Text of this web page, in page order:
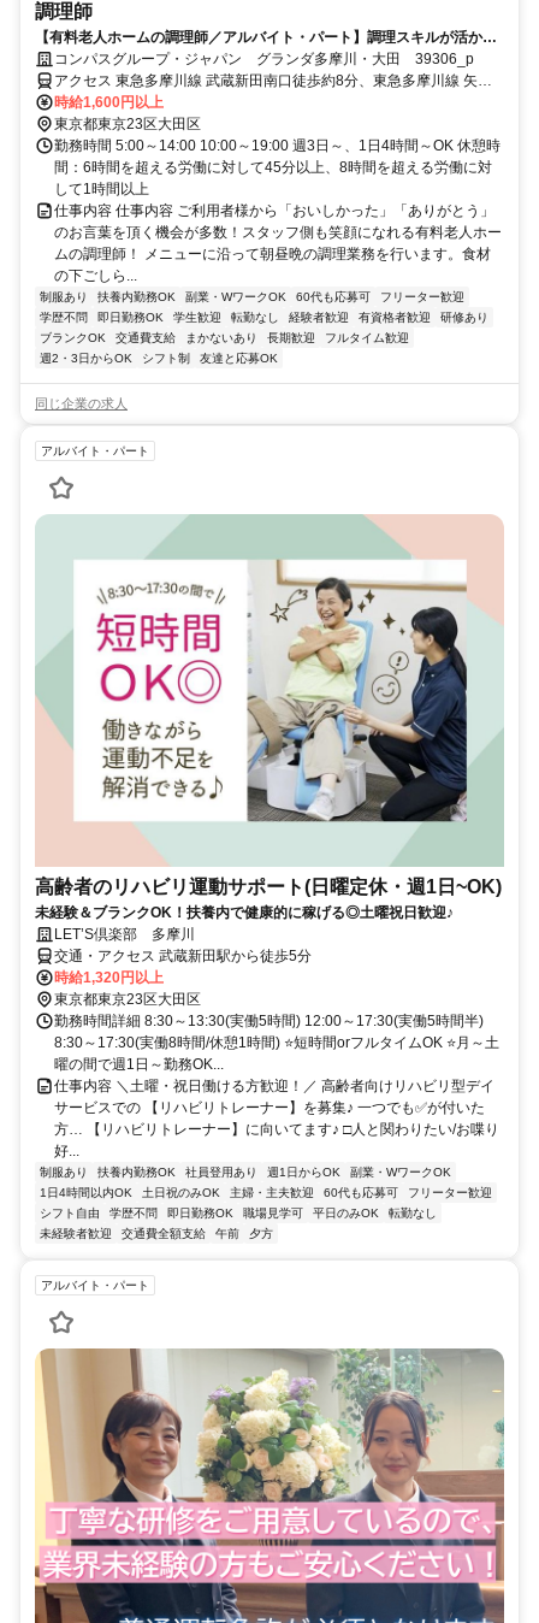
調理師
【有料老人ホームの調理師／アルバイト・パート】調理スキルが活かせ
る環境です♪シフト相談可！
コンパスグループ・ジャパン グランダ多摩川・大田 39306_p
アクセス 東急多摩川線 武蔵新田南口徒歩約8分、東急多摩川線 矢口
渡北口徒歩約11分、東急多摩川線 下丸子南口徒歩約14分
時給1,600円以上
東京都東京23区大田区
勤務時間 5:00～14:00 10:00～19:00 週3日～、1日4時間～OK 休憩時
間：6時間を超える労働に対して45分以上、8時間を超える労働に対
して1時間以上
仕事内容 仕事内容 ご利用者様から「おいしかった」「ありがとう」
のお言葉を頂く機会が多数！スタッフ側も笑顔になれる有料老人ホー
ムの調理師！ メニューに沿って朝昼晩の調理業務を行います。食材
の下ごしら...
制服あり 扶養内勤務OK 副業・WワークOK 60代も応募可
フリーター歓迎
学歴不問
即日勤務OK 学生歓迎 転勤なし 経験者歓迎 有資格者歓迎
研修あり
ブランクOK
交通費支給 まかないあり 長期歓迎
フルタイム歓迎
週2・3日からOK
シフト制 友達と応募OK
同じ企業の求人
アルバイト・パート
高齢者のリハビリ運動サポート(日曜定休・週1日~OK)
未経験＆ブランクOK！扶養内で健康的に稼げる◎土曜祝日歓迎♪
LET’S倶楽部 多摩川
交通・アクセス 武蔵新田駅から徒歩5分
時給1,320円以上
東京都東京23区大田区
勤務時間詳細 8:30～13:30(実働5時間) 12:00～17:30(実働5時間半)
8:30～17:30(実働8時間/休憩1時間) ⭐短時間orフルタイムOK ⭐月～土
曜の間で週1日～勤務OK...
仕事内容 ＼土曜・祝日働ける方歓迎！／ 高齢者向けリハビリ型デイ
サービスでの 【リハビリトレーナー】を募集♪ 一つでも✅が付いた
方… 【リハビリトレーナー】に向いてます♪ □人と関わりたい/お喋り
好...
制服あり 扶養内勤務OK 社員登用あり 週1日からOK
副業・WワークOK
1日4時間以内OK
土日祝のみOK 主婦・主夫歓迎 60代も応募可
フリーター歓迎
シフト自由
学歴不問 即日勤務OK 職場見学可 平日のみOK
転勤なし
未経験者歓迎
交通費全額支給 午前 夕方
アルバイト・パート